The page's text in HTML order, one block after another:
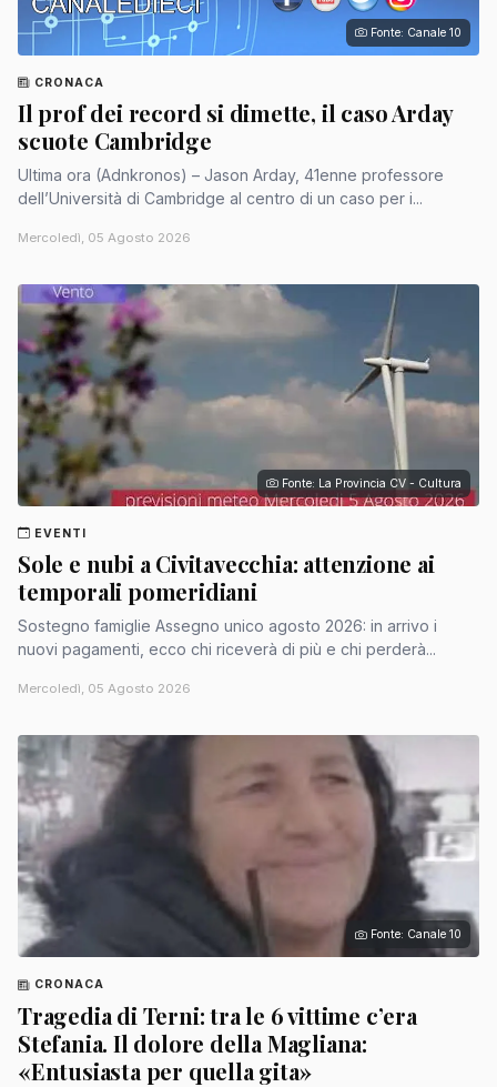
Fonte: Canale 10
CRONACA
Il prof dei record si dimette, il caso Arday
scuote Cambridge
Ultima ora (Adnkronos) – Jason Arday, 41enne professore
dell’Università di Cambridge al centro di un caso per i...
Mercoledì, 05 Agosto 2026
Fonte: La Provincia CV - Cultura
EVENTI
Sole e nubi a Civitavecchia: attenzione ai
temporali pomeridiani
Sostegno famiglie Assegno unico agosto 2026: in arrivo i
nuovi pagamenti, ecco chi riceverà di più e chi perderà...
Mercoledì, 05 Agosto 2026
Fonte: Canale 10
CRONACA
Tragedia di Terni: tra le 6 vittime c’era
Stefania. Il dolore della Magliana:
«Entusiasta per quella gita»